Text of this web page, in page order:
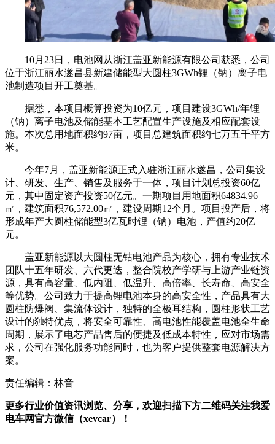
10月23日，电池网从浙江盖亚新能源有限公司获悉，公司
位于浙江丽水遂昌县新建储能型大圆柱3GWh锂（钠）离子电
池制造项目开工奠基。
据悉，本项目概算投资为10亿元，项目建设3GWh/年锂
（钠）离子电池及储能基本工艺配置生产设施及相应配套设
施。本次总用地面积约97亩，项目总建筑面积约七万五千平方
米。
今年7月，盖亚新能源正式入驻浙江丽水遂昌，公司集设
计、研发、生产、销售及服务于一体，项目计划总投资60亿
元，其中固定资产投资50亿元。一期项目用地面积64834.96
㎡，建筑面积76,572.00㎡，建设周期12个月。项目投产后，将
形成年产大圆柱储能型3亿瓦时锂（钠）电池，产值约20亿
元。
盖亚新能源以大圆柱无钴电池产品为核心，拥有专业技术
团队十五年研发、六代更迭，整合院校产学研与上游产业链资
源，具有高容量、低内阻、低温升、高倍率、长寿命、高安全
等优势。公司致力于提高锂电池本身的高安全性，产品具有大
圆柱防爆阀、集流体设计，独特的全极耳结构，圆柱形状工艺
设计的独特优点，将安全可靠性、高电池性能覆盖电池全生命
周期，展示了电芯产品售后的便捷及低成本特性，应对市场需
求，公司在强化服务功能同时，也为客户提供整套电源解决方
案。
责任编辑：林音
更多行业价值资讯浏览、分享，欢迎扫描下方二维码关注我爱
电车网官方微信（xevcar）！